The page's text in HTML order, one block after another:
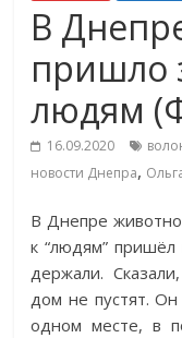
В
пришло
людям
16.09.2020
новости Днепра,
В Днепре
к “людям”
держали.
дом не пустят.
одном месте, в